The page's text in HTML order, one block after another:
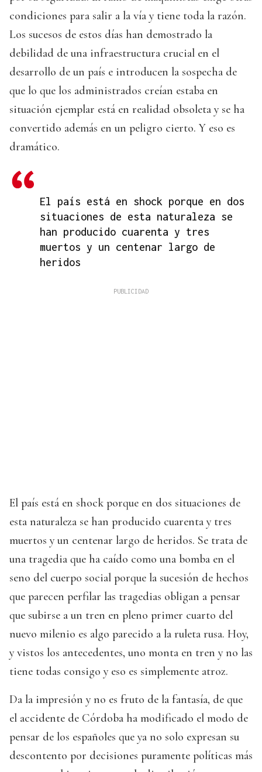
condiciones para salir a la vía y tiene toda la razón.
Los sucesos de estos días han demostrado la
debilidad de una infraestructura crucial en el
desarrollo de un país e introducen la sospecha de
que lo que los administrados creían estaba en
situación ejemplar está en realidad obsoleta y se ha
convertido además en un peligro cierto. Y eso es
dramático.
El país está en shock porque en dos
situaciones de esta naturaleza se
han producido cuarenta y tres
muertos y un centenar largo de
heridos
El país está en shock porque en dos situaciones de
esta naturaleza se han producido cuarenta y tres
muertos y un centenar largo de heridos. Se trata de
una tragedia que ha caído como una bomba en el
seno del cuerpo social porque la sucesión de hechos
que parecen perfilar las tragedias obligan a pensar
que subirse a un tren en pleno primer cuarto del
nuevo milenio es algo parecido a la ruleta rusa. Hoy,
y vistos los antecedentes, uno monta en tren y no las
tiene todas consigo y eso es simplemente atroz.
Da la impresión y no es fruto de la fantasía, de que
el accidente de Córdoba ha modificado el modo de
pensar de los españoles que ya no solo expresan su
descontento por decisiones puramente políticas más